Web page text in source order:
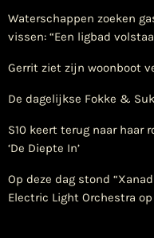
Waterschappen zoeken
vissen: “Een ligbad
Gerrit ziet zijn woonboot
De dagelijkse Fokke &
S10 keert terug naar haar
‘De Diepte In’
Op deze dag stond
Electric Light Orchestra